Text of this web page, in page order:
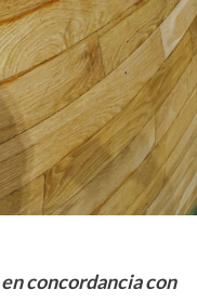
concordancia con
Vamos creciendo. Tanto así
celebramos nuestro
todo crecimiento conlleva